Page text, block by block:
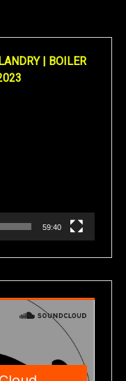
| BOILER
59:40